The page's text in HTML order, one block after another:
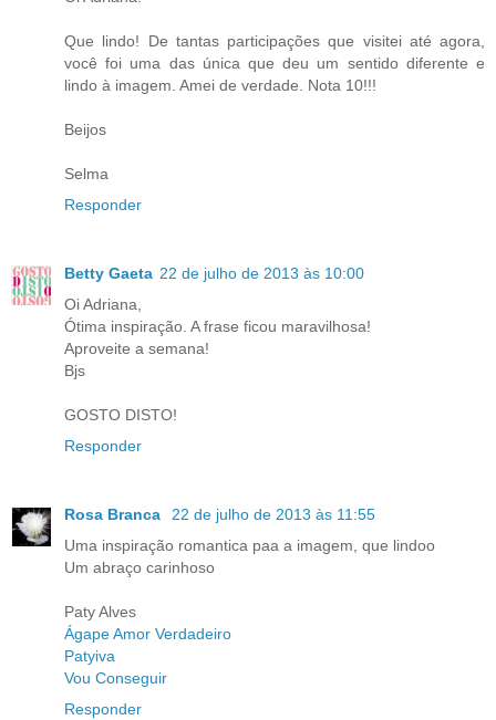
Que lindo! De tantas participações que visitei até agora,
você foi uma das única que deu um sentido diferente e
lindo à imagem. Amei de verdade. Nota 10!!!
Beijos
Selma
Responder
Betty Gaeta 22 de julho de 2013 às 10:00
Oi Adriana,
Ótima inspiração. A frase ficou maravilhosa!
Aproveite a semana!
Bjs
GOSTO DISTO!
Responder
Rosa Branca
22 de julho de 2013 às 11:55
Uma inspiração romantica paa a imagem, que lindoo
Um abraço carinhoso
Paty Alves
Ágape Amor Verdadeiro
Patyiva
Vou Conseguir
Responder